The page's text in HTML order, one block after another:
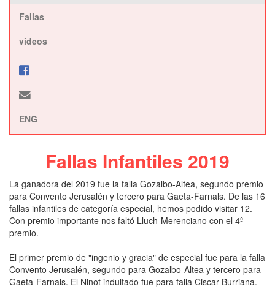
Fallas
videos
ENG
Fallas Infantiles 2019
La ganadora del 2019 fue la falla Gozalbo-Altea, segundo premio
para Convento Jerusalén y tercero para Gaeta-Farnals. De las 16
fallas infantiles de categoría especial, hemos podido visitar 12.
Con premio importante nos faltó Lluch-Merenciano con el 4º
premio.
El primer premio de "ingenio y gracia" de especial fue para la falla
Convento Jerusalén, segundo para Gozalbo-Altea y tercero para
Gaeta-Farnals. El Ninot indultado fue para falla Ciscar-Burriana.